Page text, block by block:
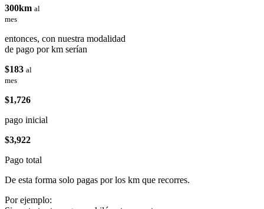
300km al
mes
entonces, con nuestra modalidad
de pago por km serían
$183 al
mes
$1,726
pago inicial
$3,922
Pago total
De esta forma solo pagas por los km que recorres.
Por ejemplo: